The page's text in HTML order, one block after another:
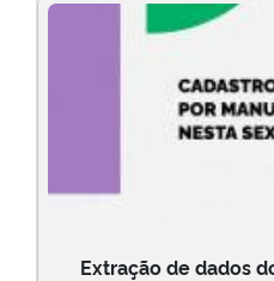
Extração de dados